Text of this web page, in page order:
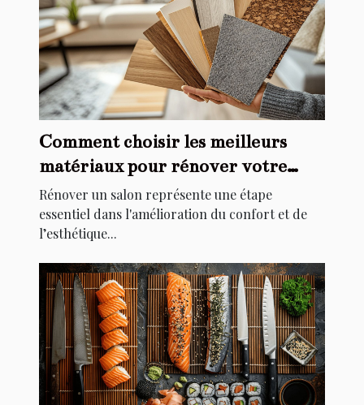
Comment choisir les meilleurs
matériaux pour rénover votre
salon
Rénover un salon représente une étape
essentiel dans l'amélioration du confort et de
l’esthétique...